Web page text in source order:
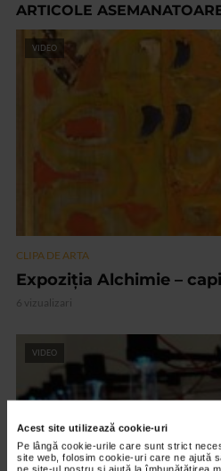
Acest site utilizează cookie-uri
Pe lângă cookie-urile care sunt strict
site web, folosim cookie-uri care ne ajută
ARTICOLE
VIDEO
CLIPA DE ARTA
Expoziția Alchimie –
6 vizualizari
VIDEO